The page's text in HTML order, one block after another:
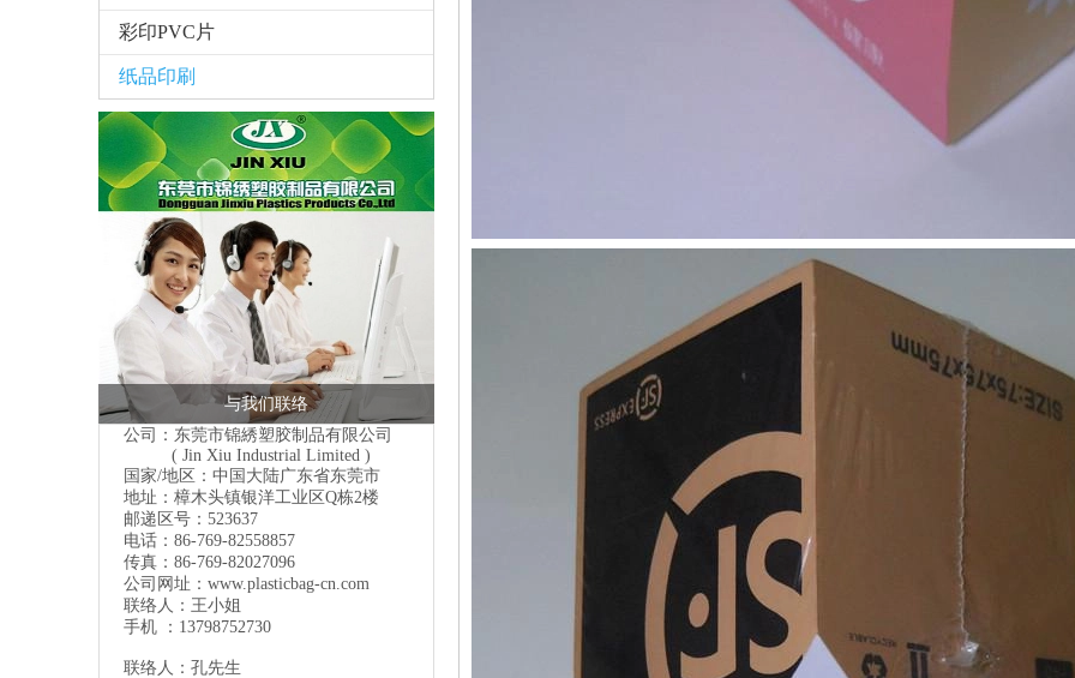
彩印PVC片
纸品印刷
与我们联络
公司：东莞市锦綉塑胶制品有限公司
( Jin Xiu Industrial Limited )
国家/地区：中国大陆广东省东莞市
地址：樟木头镇银洋工业区Q栋2楼
邮递区号：523637
电话：86-769-82558857
传真：86-769-82027096
公司网址： www.plasticbag-cn.com
联络人：王小姐
手机 ：13798752730
联络人：孔先生